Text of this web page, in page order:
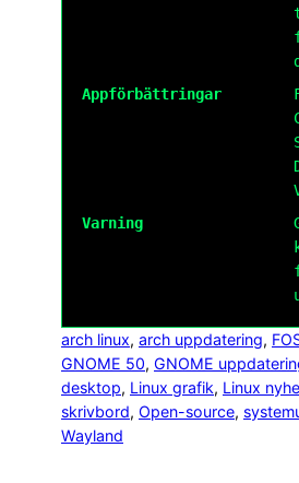
Appförbättringar
Varning
arch linux, arch uppdatering,
GNOME 50, GNOME
desktop, Linux grafik, Linux
skrivbord, Open-source,
Wayland